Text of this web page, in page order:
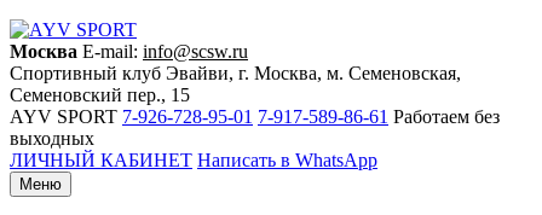
Москва E-mail: info@scsw.ru
Спортивный клуб Эвайви, г. Москва, м. Семеновская,
Семеновский пер., 15
AYV SPORT 7-926-728-95-01 7-917-589-86-61 Работаем без
выходных
ЛИЧНЫЙ КАБИНЕТ Написать в WhatsApp
Меню